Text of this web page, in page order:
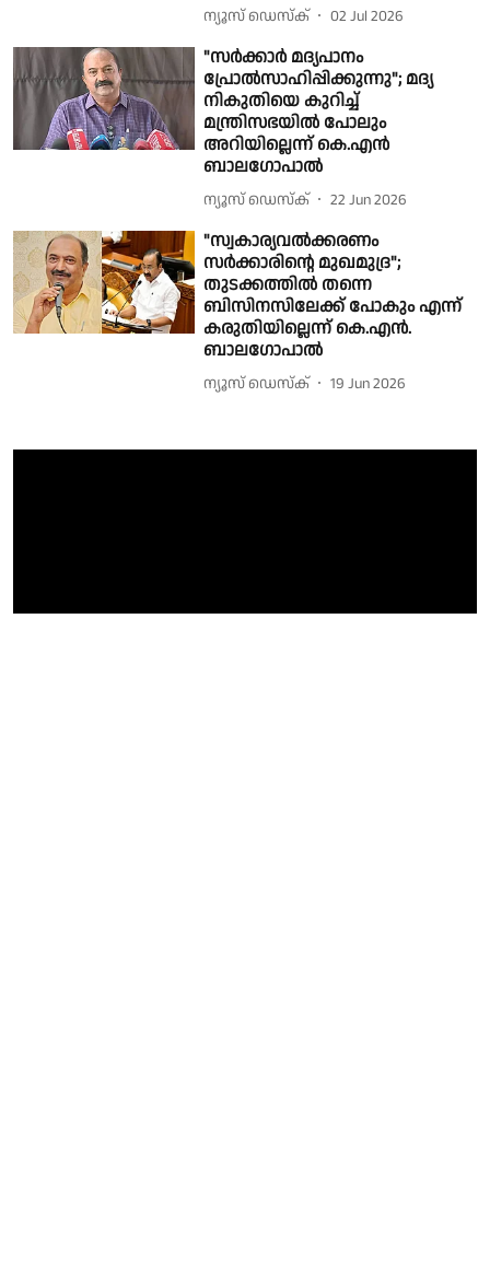
ന്യൂസ് ഡെസ്ക് 02 Jul 2026
"സർക്കാർ മദ്യപാനം
പ്രോൽസാഹിപ്പിക്കുന്നു"; മദ്യ
നികുതിയെ കുറിച്ച്
മന്ത്രിസഭയിൽ പോലും
അറിയില്ലെന്ന് കെ.എൻ
ബാലഗോപാൽ
ന്യൂസ് ഡെസ്ക് 22 Jun 2026
"സ്വകാര്യവൽക്കരണം
സർക്കാരിൻ്റെ മുഖമുദ്ര";
തുടക്കത്തില്‍ തന്നെ
ബിസിനസിലേക്ക് പോകും എന്ന്
കരുതിയില്ലെന്ന് കെ.എൻ.
ബാലഗോപാൽ
ന്യൂസ് ഡെസ്ക് 19 Jun 2026